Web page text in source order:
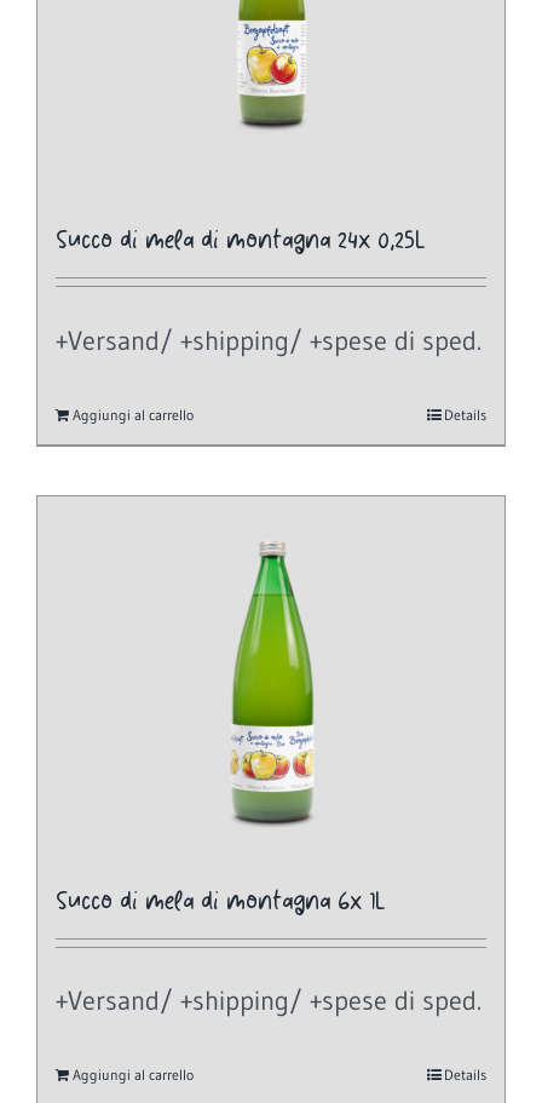
Succo di mela di montagna 24x 0,25L
+Versand/ +shipping/ +spese di sped.
Aggiungi al carrello Details
Succo di mela di montagna 6x 1L
+Versand/ +shipping/ +spese di sped.
Aggiungi al carrello Details